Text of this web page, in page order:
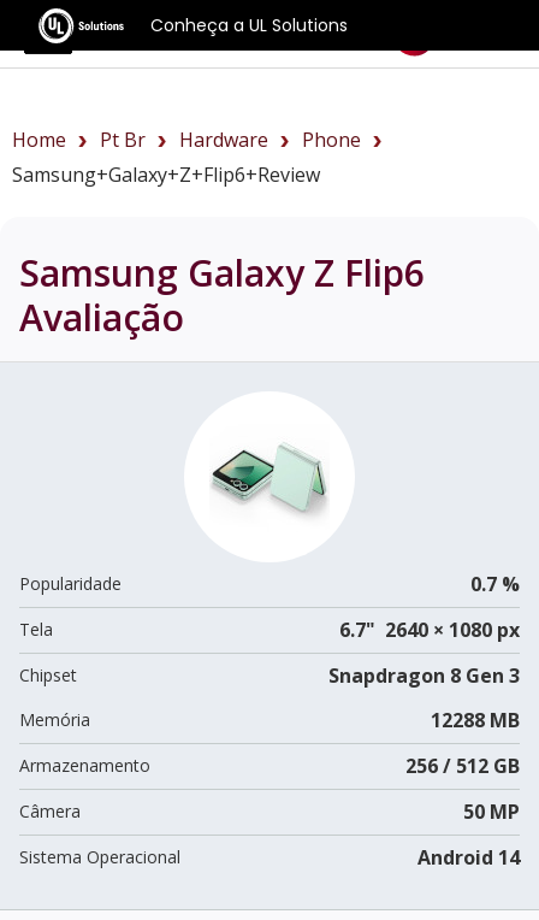
Conheça a UL Solutions
Benchmarks
Home Pt Br Hardware
Phone
Samsung+Galaxy+Z+Flip6+review
Samsung Galaxy Z Flip6
Avaliação
Popularidade 0.7 %
Tela 6.7" 2640 × 1080 px
Chipset Snapdragon 8 Gen 3
Memória 12288 MB
Armazenamento 256 / 512 GB
Câmera 50 MP
Sistema Operacional Android 14